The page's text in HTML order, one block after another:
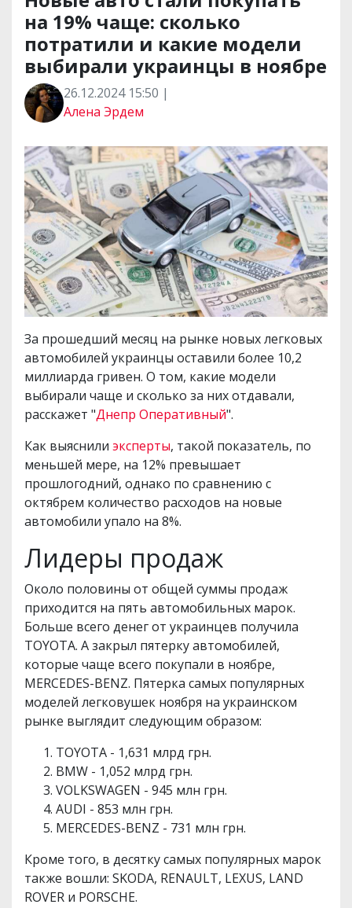
на 19% чаще: сколько
потратили и какие модели
выбирали украинцы в ноябре
26.12.2024 15:50 |
Алена Эрдем
За прошедший месяц на рынке новых легковых
автомобилей украинцы оставили более 10,2
миллиарда гривен. О том, какие модели
выбирали чаще и сколько за них отдавали,
расскажет "Днепр Оперативный".
Как выяснили эксперты, такой показатель, по
меньшей мере, на 12% превышает
прошлогодний, однако по сравнению с
октябрем количество расходов на новые
автомобили упало на 8%.
Лидеры продаж
Около половины от общей суммы продаж
приходится на пять автомобильных марок.
Больше всего денег от украинцев получила
TOYOTA. А закрыл пятерку автомобилей,
которые чаще всего покупали в ноябре,
MERCEDES-BENZ. Пятерка самых популярных
моделей легковушек ноября на украинском
рынке выглядит следующим образом:
TOYOTA - 1,631 млрд грн.
BMW - 1,052 млрд грн.
VOLKSWAGEN - 945 млн грн.
AUDI - 853 млн грн.
MERCEDES-BENZ - 731 млн грн.
Кроме того, в десятку самых популярных марок
также вошли: SKODA, RENAULT, LEXUS, LAND
ROVER и PORSCHE.